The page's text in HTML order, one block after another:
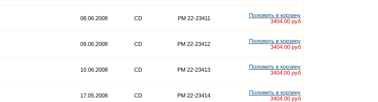
08.06.2008 CD PM 22-23411
Положить в корзину
3404.00 руб
09.06.2008 CD PM 22-23412
Положить в корзину
3404.00 руб
10.06.2008 CD PM 22-23413
Положить в корзину
3404.00 руб
17.05.2008 CD PM 22-23414
Положить в корзину
3404.00 руб